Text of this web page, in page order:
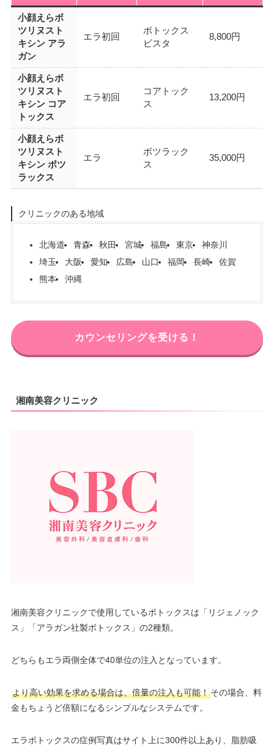
小顔えらボ
ツリヌスト
キシン アラ
ガン
エラ初回
ボトックス
ビスタ
8,800円
小顔えらボ
ツリヌスト
キシン コア
トックス
エラ初回
コアトック
ス
13,200円
小顔えらボ
ツリヌスト
キシン ボツ
ラックス
エラ
ボツラック
ス
35,000円
クリニックのある地域
北海道 青森 秋田 宮城 福島 東京
神奈川
埼玉
大阪 愛知 広島 山口 福岡 長崎
佐賀
熊本
沖縄
カウンセリングを受ける！
湘南美容クリニック
湘南美容クリニックで使用しているボトックスは「リジェノック
ス」「アラガン社製ボトックス」の2種類。
どちらもエラ両側全体で40単位の注入となっています。
より高い効果を求める場合は、倍量の注入も可能！その場合、料
金もちょうど倍額になるシンプルなシステムです。
エラボトックスの症例写真はサイト上に300件以上あり、脂肪吸